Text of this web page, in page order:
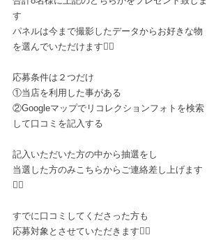
す
パネルは今まで撮影したデータからお好きな物
を選んでいただけます🙆‍♀️
応募条件は２つだけ
①当店を利用した事がある
②Googleマップでリコレクションフォトを検索
して口コミを記入する
記入いただいた方の中から抽選をし
当選した方のみこちらからご連絡差し上げます
🙆‍♀️
すでに口コミしてくださった方も
応募対象とさせていただきます🙆‍♀️